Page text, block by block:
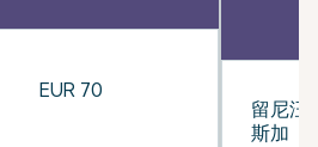
EUR 70
留尼汪
斯加